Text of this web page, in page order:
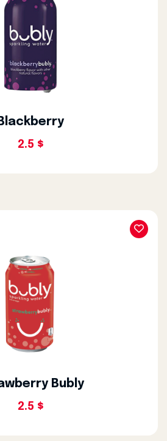
2.5 $
Bubly
2.5 $